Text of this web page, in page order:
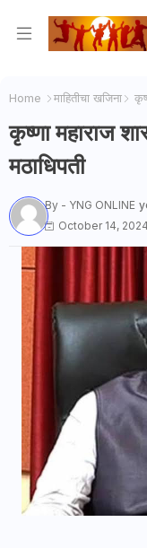
Home माहितीचा खजिना
कृष्णा महाराज
मठाधिपती
By - YNG ONLINE
October 14, 2024